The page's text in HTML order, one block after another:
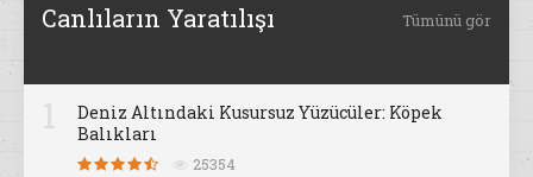
Canlıların Yaratılışı Tümünü gör
Deniz Altındaki Kusursuz Yüzücüler: Köpek
Balıkları
25354